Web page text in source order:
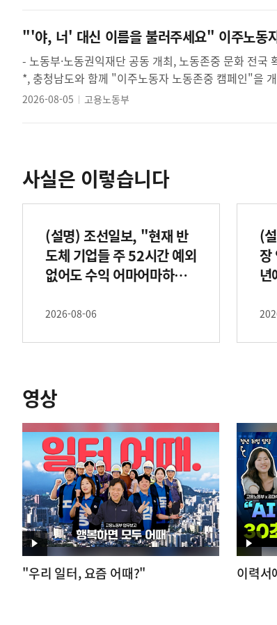
"'야, 너' 대신 이름을 불러주세요" 이주노동
- 노동부·노동권익재단 공동 개최, 노동존중 문화 전국 확산 고용노동부(장관 김영훈)는 8월 5일(수), 충남 아산시에서 4개 노
*, 충청남도와 함께 "이주노동자 노동존중 캠페인"을 개최했다. * (재)공공상생연대기금(이사장 노광표), 금융산업공익
사무금융우분...
2026-08-05 고용노동부
사실은 이렇습니다
(설명) 조선일보, "현재 반
도체 기업들 주 52시간 예외
없어도 수익 어마어마하더
2026-08-06
(
장
년
영상
영
상
"우리 일터, 요즘 어때?"
영
상
이력서